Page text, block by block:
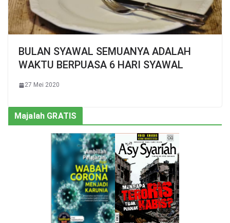
BULAN SYAWAL SEMUANYA ADALAH
WAKTU BERPUASA 6 HARI SYAWAL
27 Mei 2020
Majalah GRATIS